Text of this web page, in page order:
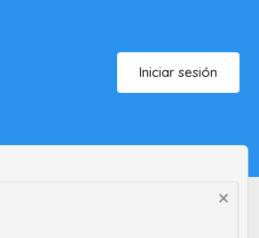
Iniciar sesión